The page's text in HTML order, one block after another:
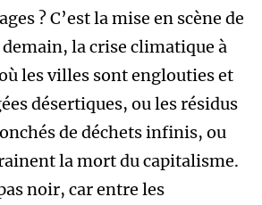
? C’est la mise en scène de
la crise climatique à
les villes sont englouties et
désertiques, ou les résidus
de déchets infinis, ou
la mort du capitalisme.
noir, car entre les